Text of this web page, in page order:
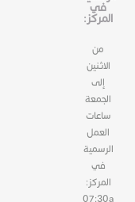
في
المركز:
من
الاثنين
إلى
الجمعة
ساعات
العمل
الرسمية
في
المركز:
07:30a